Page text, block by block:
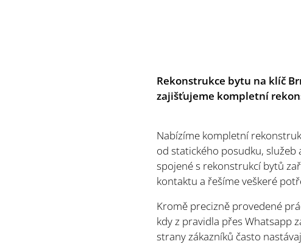
Rekonstrukce bytu na klíč
zajišťujeme kompletní
Nabízíme kompletní
od statického posudku,
spojené s rekonstrukcí bytů
kontaktu a řešíme veškeré
Kromě precizně provedené
kdy z pravidla přes Whatsapp
strany zákazníků často